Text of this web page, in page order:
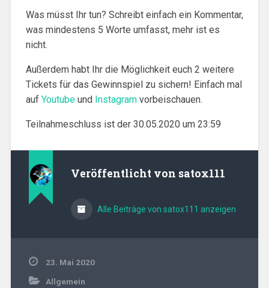
Was müsst Ihr tun? Schreibt einfach ein Kommentar,
was mindestens 5 Worte umfasst, mehr ist es
nicht.
Außerdem habt Ihr die Möglichkeit euch 2 weitere
Tickets für das Gewinnspiel zu sichern! Einfach mal
auf Youtubeund Instagramvorbeischauen.
Teilnahmeschluss ist der 30.05.2020 um 23:59
Veröffentlicht von satox111
Alle Beiträge von satox111 anzeigen
23. Mai 2020
Allgemein